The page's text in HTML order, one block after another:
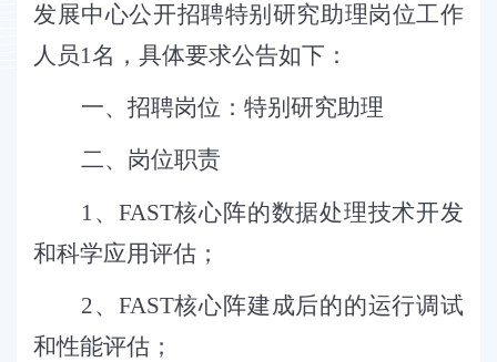
发展中心公开招聘特别研究助理岗位工作
人员1名 ， 具体要求公告如下：
一、 招聘岗位： 特别研究助理
二、 岗位职责
1、 FAST核心阵的数据处理技术开发
和科学应用评估 ；
2、 FAST核心阵建成后的的运行调试
和性能评估 ；